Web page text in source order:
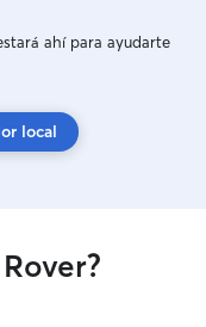
ahí para ayudarte
local